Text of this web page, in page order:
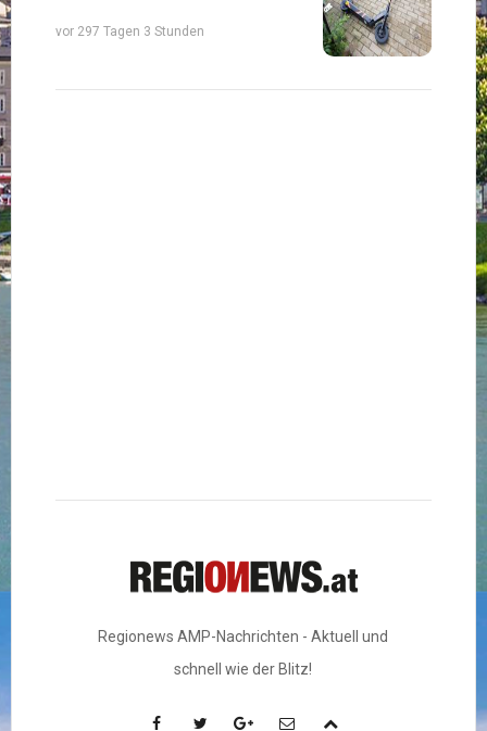
vor 297 Tagen 3 Stunden
Regionews AMP-Nachrichten - Aktuell und
schnell wie der Blitz!